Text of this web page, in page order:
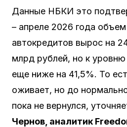
Данные НБКИ это
– апреле 2026 года
автокредитов вырос на
млрд рублей, но к
еще ниже на 41,5%. То
оживает, но до
пока не вернулся,
Чернов, аналитик